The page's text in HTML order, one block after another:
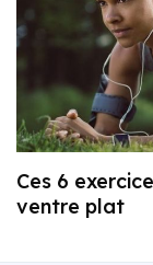
Ces 6
ventre plat